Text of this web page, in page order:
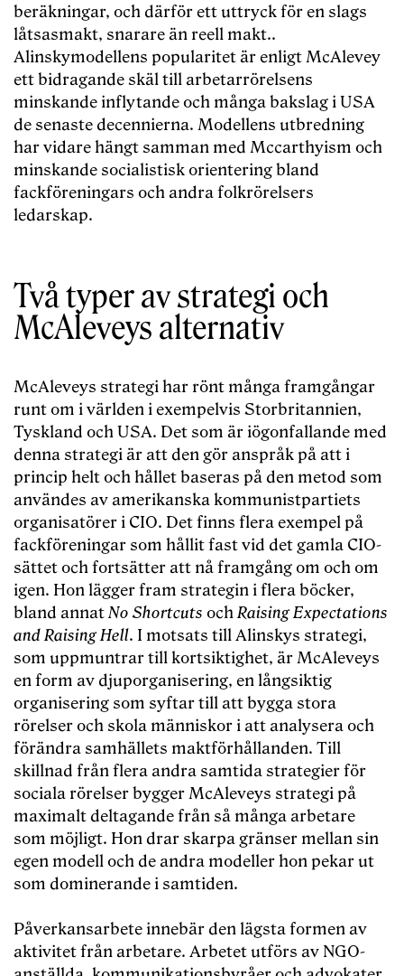
beräkningar, och därför ett uttryck för en slags
låtsasmakt, snarare än reell makt..
Alinskymodellens popularitet är enligt McAlevey
ett bidragande skäl till arbetarrörelsens
minskande inflytande och många bakslag i USA
de senaste decennierna. Modellens utbredning
har vidare hängt samman med Mccarthyism och
minskande socialistisk orientering bland
fackföreningars och andra folkrörelsers
ledarskap.
Två typer av strategi och
McAleveys alternativ
McAleveys strategi har rönt många framgångar
runt om i världen i exempelvis Storbritannien,
Tyskland och USA. Det som är iögonfallande med
denna strategi är att den gör anspråk på att i
princip helt och hållet baseras på den metod som
användes av amerikanska kommunistpartiets
organisatörer i CIO. Det finns flera exempel på
fackföreningar som hållit fast vid det gamla CIO-
sättet och fortsätter att nå framgång om och om
igen. Hon lägger fram strategin i flera böcker,
bland annatNo Shortcuts ochRaising Expectations
and Raising Hell. I motsats till Alinskys strategi,
som uppmuntrar till kortsiktighet, är McAleveys
en form av djuporganisering, en långsiktig
organisering som syftar till att bygga stora
rörelser och skola människor i att analysera och
förändra samhällets maktförhållanden. Till
skillnad från flera andra samtida strategier för
sociala rörelser bygger McAleveys strategi på
maximalt deltagande från så många arbetare
som möjligt. Hon drar skarpa gränser mellan sin
egen modell och de andra modeller hon pekar ut
som dominerande i samtiden.
Påverkansarbete innebär den lägsta formen av
aktivitet från arbetare. Arbetet utförs av NGO-